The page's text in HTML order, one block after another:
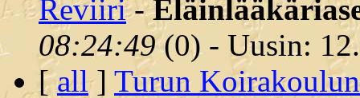
Reviiri-
08:24:49(0) - Uusin:
[all] Turun